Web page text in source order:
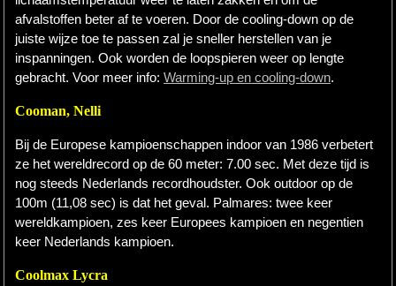
afvalstoffen beter af te voeren. Door de cooling-down op de
juiste wijze toe te passen zal je sneller herstellen van je
inspanningen. Ook worden de loopspieren weer op lengte
gebracht. Voor meer info: Warming-up en cooling-down.
Cooman, Nelli
Bij de Europese kampioenschappen indoor van 1986 verbetert
ze het wereldrecord op de 60 meter: 7.00 sec. Met deze tijd is
nog steeds Nederlands recordhoudster. Ook outdoor op de
100m (11,08 sec) is dat het geval. Palmares: twee keer
wereldkampioen, zes keer Europees kampioen en negentien
keer Nederlands kampioen.
Coolmax Lycra